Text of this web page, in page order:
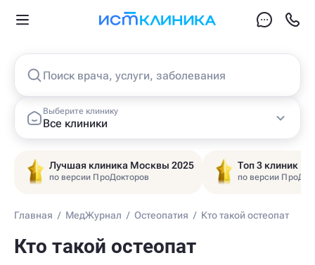
Поиск врача, услуги, заболевания
Выберите клинику
Все клиники
Лучшая клиника Москвы 2025
по версии ПроДокторов
Топ 3 клиник
по версии
Главная / МедЖурнал / Остеопатия / Кто такой остеопат
Кто такой остеопат